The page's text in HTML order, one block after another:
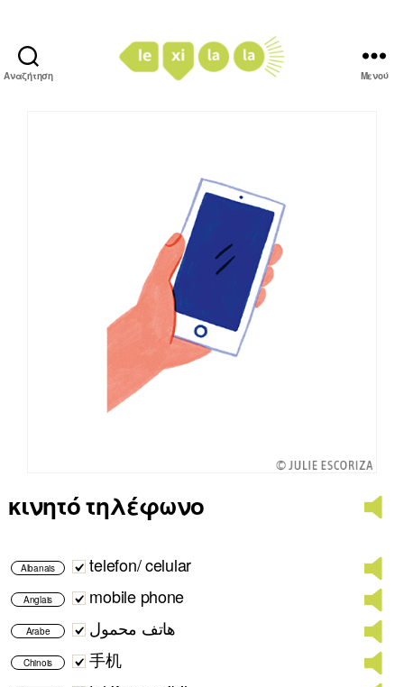
Αναζήτηση Μενού
κινητό τηλέφωνο
Albanais telefon/ celular
Anglais mobile phone
Arabe هاتف محمول
Chinois 手机